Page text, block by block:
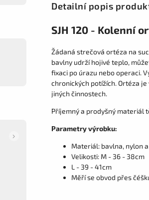
Detailní popis
SJH 120 - Kolenní
Žádaná strečová ortéza na
bavlny udrží hojivé teplo,
fixaci po úrazu nebo operaci.
chronických potížích. Ortéza
jiných činnostech.
Příjemný a prodyšný materiál
Parametry výrobku:
Materiál: bavlna, nylon
Velikosti: M - 36 - 38cm
L - 39 - 41cm
Měří se obvod přes